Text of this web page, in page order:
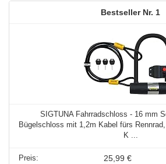
1
SIGTUNA Fahrradschloss - 16 mm
Bügelschloss mit 1,2m Kabel fürs
K ...
25,99 €